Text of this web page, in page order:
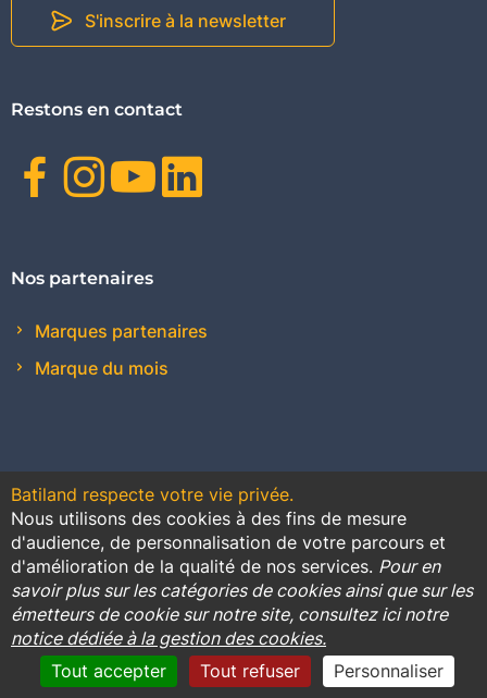
S'inscrire à la newsletter
Restons en contact
Facebook
Instagram
Youtube
Nos partenaires
Marques partenaires
Marque du mois
Contact Conditions générales de vente
Promotions
Règlement général sur la protection des données
Cookies Mentions légales
Batiland respecte votre vie privée.
Nous utilisons des cookies à des fins de mesure
d'audience, de personnalisation de votre parcours et
d'amélioration de la qualité de nos services. Pour en
savoir plus sur les catégories de cookies ainsi que sur les
émetteurs de cookie sur notre site, consultez ici notre
notice dédiée à la gestion des cookies.
Tout accepter
Tout refuser Personnaliser